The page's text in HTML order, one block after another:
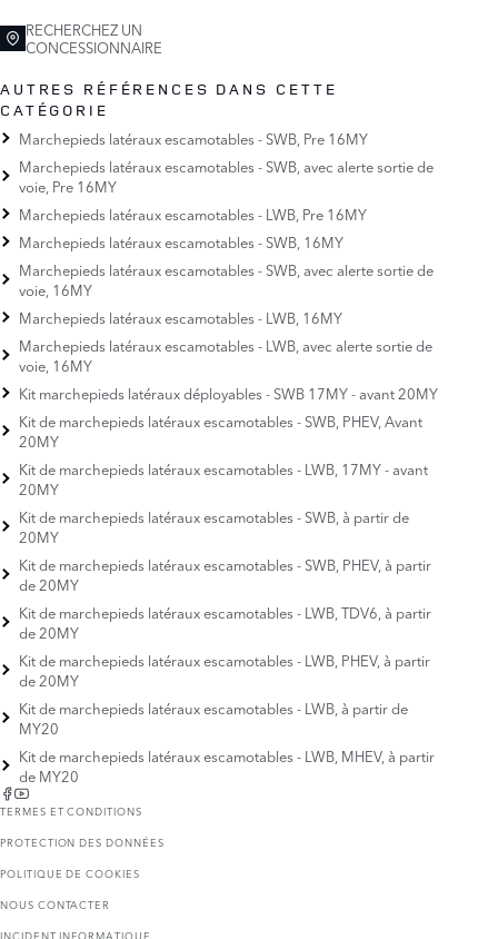
RECHERCHEZ UN
CONCESSIONNAIRE
AUTRES RÉFÉRENCES DANS CETTE
CATÉGORIE
Marchepieds latéraux escamotables - SWB, Pre 16MY
Marchepieds latéraux escamotables - SWB, avec alerte sortie de
voie, Pre 16MY
Marchepieds latéraux escamotables - LWB, Pre 16MY
Marchepieds latéraux escamotables - SWB, 16MY
Marchepieds latéraux escamotables - SWB, avec alerte sortie de
voie, 16MY
Marchepieds latéraux escamotables - LWB, 16MY
Marchepieds latéraux escamotables - LWB, avec alerte sortie de
voie, 16MY
Kit marchepieds latéraux déployables - SWB 17MY - avant 20MY
Kit de marchepieds latéraux escamotables - SWB, PHEV, Avant
20MY
Kit de marchepieds latéraux escamotables - LWB, 17MY - avant
20MY
Kit de marchepieds latéraux escamotables - SWB, à partir de
20MY
Kit de marchepieds latéraux escamotables - SWB, PHEV, à partir
de 20MY
Kit de marchepieds latéraux escamotables - LWB, TDV6, à partir
de 20MY
Kit de marchepieds latéraux escamotables - LWB, PHEV, à partir
de 20MY
Kit de marchepieds latéraux escamotables - LWB, à partir de
MY20
Kit de marchepieds latéraux escamotables - LWB, MHEV, à partir
de MY20
TERMES ET CONDITIONS
PROTECTION DES DONNÉES
POLITIQUE DE COOKIES
NOUS CONTACTER
INCIDENT INFORMATIQUE